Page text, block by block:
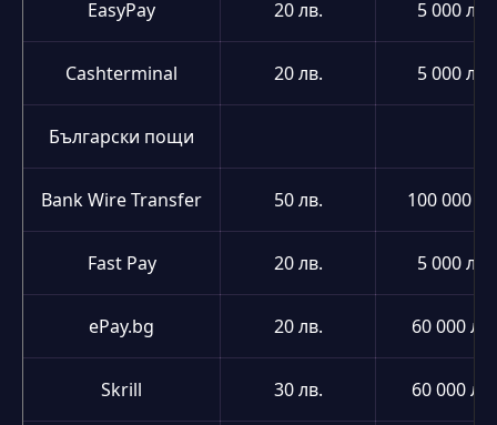
EasyPay 20 лв. 5 000 лв.
Cashterminal 20 лв. 5 000 лв.
Български пощи
Bank Wire Transfer 50 лв. 100 000
Fast Pay 20 лв. 5 000 лв.
ePay.bg 20 лв. 60 000 лв.
Skrill 30 лв. 60 000 лв.